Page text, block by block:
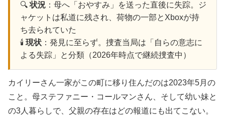
🔍状況 ：母へ「おやすみ」を送った直後に失踪。ジ
ャケットは私道に残され、荷物の一部とXboxが持
ち去られていた
🕯️ 現状 ：発見に至らず。捜査当局は「自らの意志に
よる失踪」と分類（2026年時点で継続捜査中）
カイリーさん一家がこの町に移り住んだのは2023年5月の
こと。母ステファニー・コールマンさん、そして幼い妹と
の3人暮らしで、父親の存在はどの報道にも出てこない。